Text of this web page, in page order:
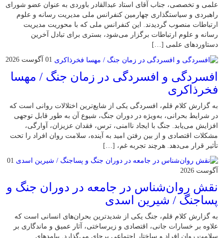
علمی و تخصصی، جناب آقای استاد عبدالقادر باوردی به عنوان عضو شورای
راهبردی و سیاستگذاری چهارمین کنفرانس ملی مدیریت رسانه و علوم
ارتباطات منصوب گردیدند. این کنفرانس ملی که با محوریت مدیریت
رسانه و علوم ارتباطات برگزار می‌شود، بستری برای تبادل آخرین
دستاوردهای علمی […]
01 آگوست 2026
افسردگی و افسردگی در زمان جنگ / مهسا
فخرذاکری
به گزارش کلام قلم، افسردگی یکی از شایع‌ترین اختلالات روانی است که
در شرایط بحرانی، به‌ویژه در دوران جنگ، شیوع آن به طور قابل توجهی
افزایش می‌یابد. جنگ با ایجاد ناامنی، ترس، فقدان عزیزان، آوارگی،
مشکلات اقتصادی و از بین رفتن امید به آینده، سلامت روان افراد را تحت
تأثیر قرار می‌دهد. هرچند تجربه غم، […]
01
آگوست 2026
نقش روان‌شناس در جامعه در دوران جنگ و
پساجنگ / شیرین اسدی
به گزارش کلام قلم، جنگ یکی از شدیدترین بحران‌های انسانی است که
علاوه بر خسارات جانی، اقتصادی و زیرساختی، آثار عمیق و ماندگاری بر
سلامت روان افراد و ساختار اجتماعی برجای می‌گذارد. پیامدهای